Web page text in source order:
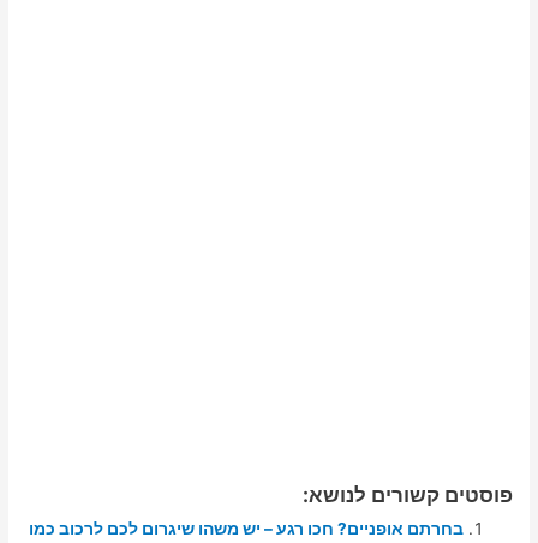
פוסטים קשורים לנושא:
בחרתם אופניים? חכו רגע – יש משהו שיגרום לכם לרכוב כמו